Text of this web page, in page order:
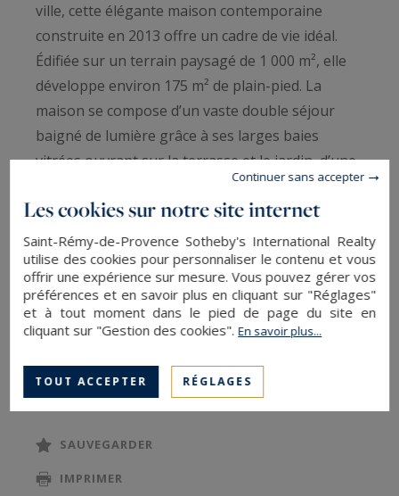
ville, cette élégante maison contemporaine
construite en 2013 offre un cadre de vie idéal.
Édifiée sur un terrain paysagé de 1 000 m², elle
développe environ 175 m² de plain-pied. La
maison se compose d’un vaste double séjour
baigné de lumière grâce à ses larges baies
vitrées ouvrant sur la terrasse et le jardin, d’une
cuisine américaine entièrement équipée, ainsi
que de quatre chambres, dont une suite
indépendante d'environ 16m2, parfaite pour
accueillir famille ou invités.
Une belle mezzanine (18m2) surplombant les
pièces de vie propose un agréable espace TV,
bureau ou salle de jeux selon vos envies.
vis, est agrémenté d’une piscine offrant un lieu
de détente privilégié. L’ensemble est en parfait
état et bénéficie d’un emplacement recherché.
principale que secondaire.
LIRE LA SUITE
SAUVEGARDER
IMPRIMER
Les cookies sur notre site internet
Saint-Rémy-de-Provence Sotheby's International Realty
utilise des cookies pour personnaliser le contenu et vous
offrir une expérience sur mesure. Vous pouvez gérer vos
préférences et en savoir plus en cliquant sur "Réglages"
et à tout moment dans le pied de page du site en
cliquant sur "Gestion des cookies".En savoir plus...
TOUT ACCEPTER RÉGLAGES
Continuer sans accepter